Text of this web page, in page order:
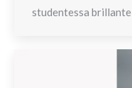
studentessa brillante